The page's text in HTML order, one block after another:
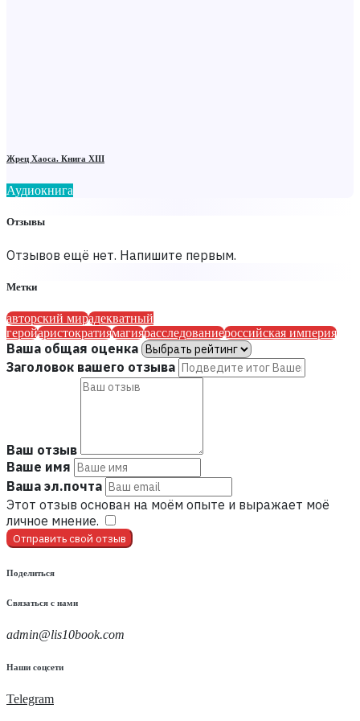
Жрец Хаоса. Книга ХIII
Аудиокнига
Отзывы
Отзывов ещё нет. Напишите первым.
Метки
авторский мирадекватный
геройаристократиямагиярасследованиероссийская империя
Ваша общая оценка
Заголовок вашего отзыва
Ваш отзыв
Ваше имя
Ваша эл.почта
Этот отзыв основан на моём опыте и выражает моё
личное мнение.
Отправить свой отзыв
Поделиться
Связаться с нами
admin@lis10book.com
Наши соцсети
Telegram